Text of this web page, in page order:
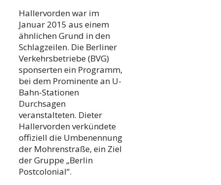
Hallervorden war im
Januar 2015 aus einem
ähnlichen Grund in den
Schlagzeilen. Die Berliner
Verkehrsbetriebe (BVG)
sponserten ein Programm,
bei dem Prominente an U-
Bahn-Stationen
Durchsagen
veranstalteten. Dieter
Hallervorden verkündete
offiziell die Umbenennung
der Mohrenstraße, ein Ziel
der Gruppe „Berlin
Postcolonial“.